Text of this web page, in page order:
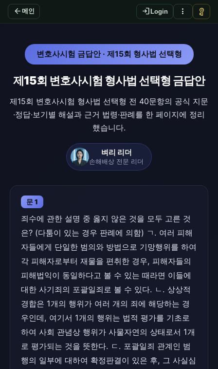
arrow_back 메인 login Login more_vert vpn_key
변호사시험 금답안 · 제15회 형사법 선택형
제15회 변호사시험 형사법 선택형 금답안
제15회 변호사시험 형사법 선택형 전 40문항의 공식 지문
·정답·보기별 해설과 근거 법령·판례를 한 페이지에 정리
했습니다.
벼리 리더
손해배상 전문 리더
문 1
죄수에 관한 설명 중 옳지 않은 것을 모두 고른 것
은? (다툼이 있는 경우 판례에 의함) ㄱ. 여러 피해
자들에게 단일한 범의와 방법으로 기망행위를 하여
각 피해자로부터 재물을 편취한 경우, 피해자들의
피해법익이 동일하다고 볼 수 있는 때라면 이들에
대한 사기죄의 포괄일죄로 볼 수 있다. ㄴ. 상상적
경합은 1개의 행위가 여러 개의 죄에 해당하는 경
우인데, 여기서 1개의 행위는 법적 평가를 기초로
하여 사회 관념상 행위가 사물자연의 상태로서 1개
로 평가되는 것을 뜻한다. ㄷ. 포괄일죄 관계인 범
행의 일부에 대하여 확정판결이 있은 후, 그 사실심